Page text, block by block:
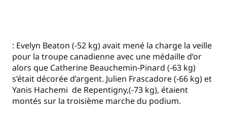
: Evelyn Beaton (-52 kg) avait mené la charge la veille
pour la troupe canadienne avec une médaille d’or
alors que Catherine Beauchemin-Pinard (-63 kg)
s’était décorée d’argent. Julien Frascadore (-66 kg) et
Yanis Hachemi de Repentigny,(-73 kg), étaient
montés sur la troisième marche du podium.